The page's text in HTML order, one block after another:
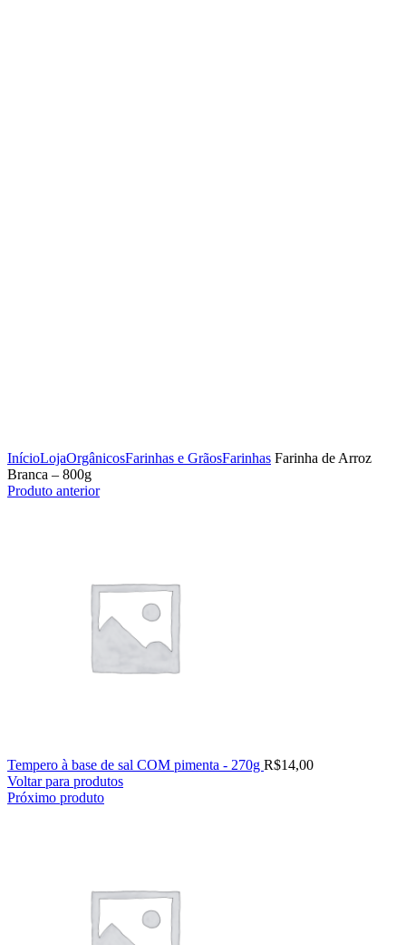
InícioLojaOrgânicosFarinhas e GrãosFarinhas Farinha de Arroz
Branca – 800g
Produto anterior
Tempero à base de sal COM pimenta - 270g R$14,00
Voltar para produtos
Próximo produto